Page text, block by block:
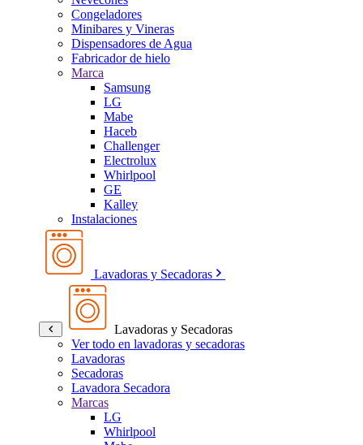
Congeladores
Minibares y Vineras
Dispensadores de Agua
Fabricador de hielo
Marca
Samsung
LG
Mabe
Haceb
Challenger
Electrolux
Whirlpool
GE
Kalley
Instalaciones
Lavadoras y Secadoras
Lavadoras y Secadoras
Ver todo en lavadoras y secadoras
Lavadoras
Secadoras
Lavadora Secadora
Marcas
LG
Whirlpool